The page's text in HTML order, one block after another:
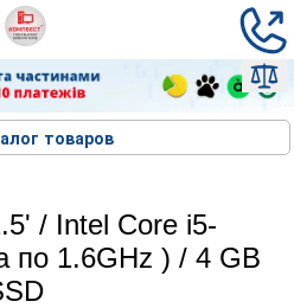
товаров
/ Intel Core i5-
по 1.6GHz ) / 4 GB